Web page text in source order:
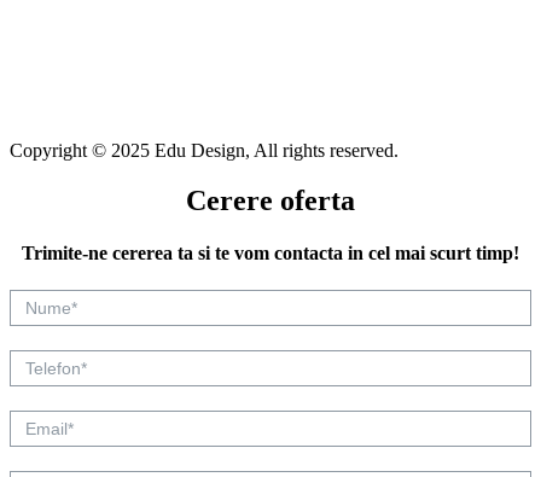
Copyright © 2025 Edu Design, All rights reserved.
Cerere oferta
Trimite-ne cererea ta si te vom contacta in cel mai scurt timp!